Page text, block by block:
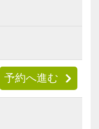
予約へ進む